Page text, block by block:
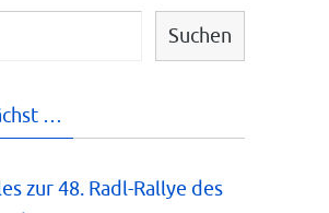
Suchen
…
zur 48. Radl-Rallye des